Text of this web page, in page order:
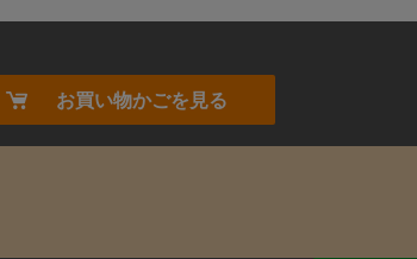
お買い物かごを見る